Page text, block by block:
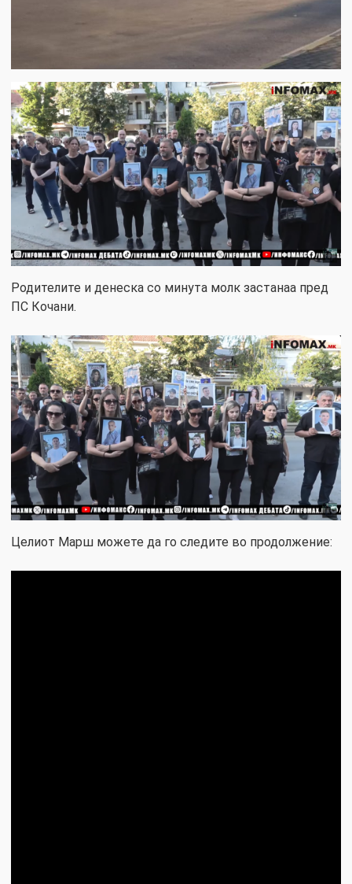
Родителите и денеска со минута молк застанаа пред
ПС Кочани.
Целиот Марш можете да го следите во продолжение: